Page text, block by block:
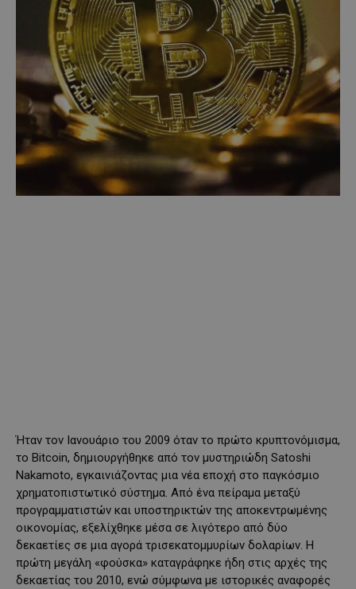
Ήταν τον Ιανουάριο του 2009 όταν το πρώτο κρυπτονόμισμα,
το Bitcoin, δημιουργήθηκε από τον μυστηριώδη Satoshi
Nakamoto, εγκαινιάζοντας μια νέα εποχή στο παγκόσμιο
χρηματοπιστωτικό σύστημα. Από ένα πείραμα μεταξύ
προγραμματιστών και υποστηρικτών της αποκεντρωμένης
οικονομίας, εξελίχθηκε μέσα σε λιγότερο από δύο
δεκαετίες σε μια αγορά τρισεκατομμυρίων δολαρίων. Η
πρώτη μεγάλη «φούσκα» καταγράφηκε ήδη στις αρχές της
δεκαετίας του 2010, ενώ σύμφωνα με ιστορικές αναφορές